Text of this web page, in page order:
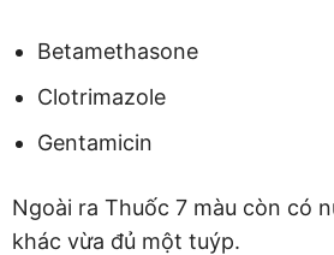
Betamethasone
Clotrimazole
Gentamicin
Ngoài ra Thuốc 7 màu còn có
khác vừa đủ một tuýp.